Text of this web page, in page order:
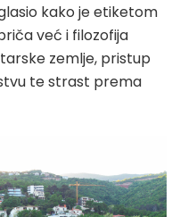
kako je etiketom
već i filozofija
zemlje, pristup
te strast prema